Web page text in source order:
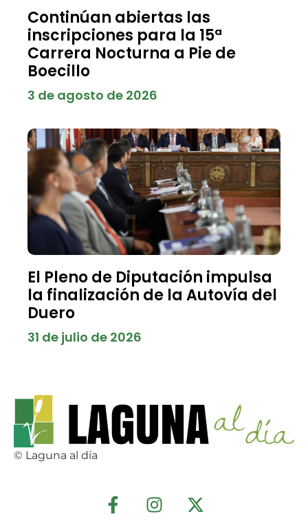
Continúan abiertas las
inscripciones para la 15ª
Carrera Nocturna a Pie de
Boecillo
3 de agosto de 2026
El Pleno de Diputación impulsa
la finalización de la Autovía del
Duero
31 de julio de 2026
© Laguna al día